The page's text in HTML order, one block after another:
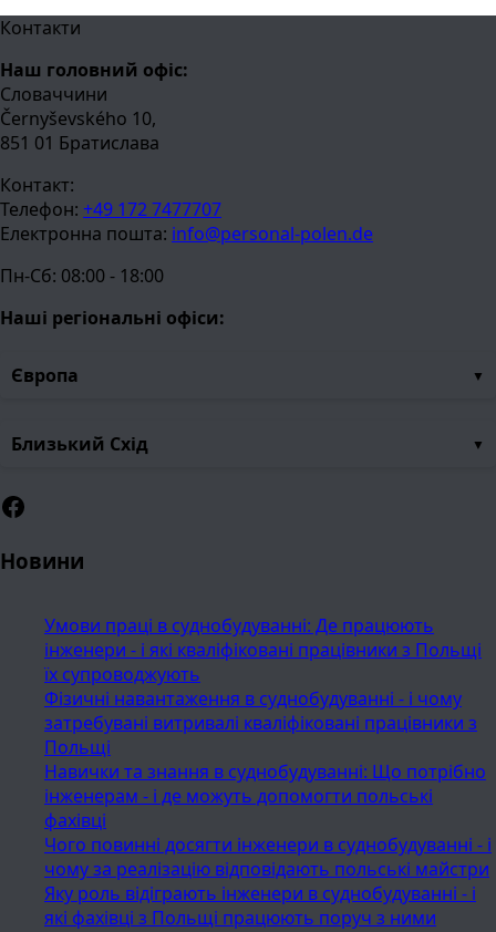
Контакти
Наш головний офіс:
Словаччини
Černyševského 10,
851 01 Братислава
Контакт:
Телефон: +49 172 7477707
Електронна пошта: info@personal-polen.de
Пн-Сб: 08:00 - 18:00
Наші регіональні офіси:
Європа
Близький Схід
Facebook
Новини
Умови праці в суднобудуванні: Де працюють
інженери - і які кваліфіковані працівники з Польщі
їх супроводжують
Фізичні навантаження в суднобудуванні - і чому
затребувані витривалі кваліфіковані працівники з
Польщі
Навички та знання в суднобудуванні: Що потрібно
інженерам - і де можуть допомогти польські
фахівці
Чого повинні досягти інженери в суднобудуванні - і
чому за реалізацію відповідають польські майстри
Яку роль відіграють інженери в суднобудуванні - і
які фахівці з Польщі працюють поруч з ними